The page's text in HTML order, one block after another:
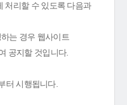
처리할 수 있도록 다음과
는 경우 웹사이트
공지할 것입니다.
터 시행됩니다.